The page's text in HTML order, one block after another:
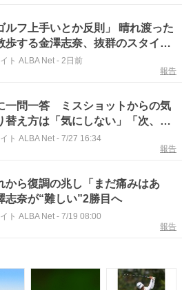
ルフ上手いとか反則」 晴れ渡った
歩する金澤志奈、抜群のスタイル
」「可愛いにも程がある」
ト ALBA Net - 2日前
報告
一問一答 ミスショットからの気
替え方は「気にしない」「次、頑
う」
ト ALBA Net - 7/27 16:34
報告
から復調の兆し「まだ痛みはあ
奈が“難しい”2勝目へ
ト ALBA Net - 7/19 08:00
報告